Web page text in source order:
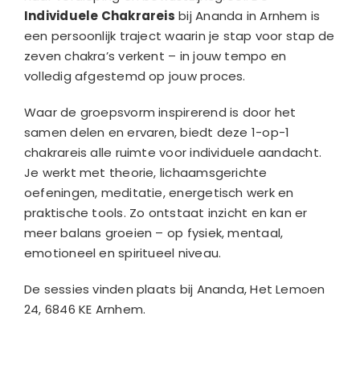
Behandelingen
Cursussen en trajecten
Acties & Informatie
Reviews
Contact
Blog
Individuele Chakrareis bij Ananda in Arnhem is
een persoonlijk traject waarin je stap voor stap de
zeven chakra’s verkent – in jouw tempo en
volledig afgestemd op jouw proces.
Waar de groepsvorm inspirerend is door het
samen delen en ervaren, biedt deze 1-op-1
chakrareis alle ruimte voor individuele aandacht.
Je werkt met theorie, lichaamsgerichte
oefeningen, meditatie, energetisch werk en
praktische tools. Zo ontstaat inzicht en kan er
meer balans groeien – op fysiek, mentaal,
emotioneel en spiritueel niveau.
De sessies vinden plaats bij Ananda, Het Lemoen
24, 6846 KE Arnhem.